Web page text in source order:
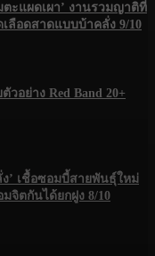
ตะแผดเผา’ งานรวมญาติที่
ลือดสาดแบบบ้าคลั่ง 9/10
วอย่าง Red Band 20+
ง’ เชื้อซอมบี้สายพันธุ์ใหม่
จิตกันได้ยกฝูง 8/10